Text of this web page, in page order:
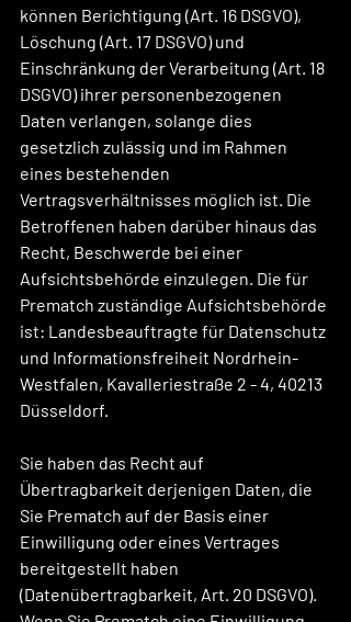
können Berichtigung (Art. 16 DSGVO),
Löschung (Art. 17 DSGVO) und
Einschränkung der Verarbeitung (Art. 18
DSGVO) ihrer personenbezogenen
Daten verlangen, solange dies
gesetzlich zulässig und im Rahmen
eines bestehenden
Vertragsverhältnisses möglich ist. Die
Betroffenen haben darüber hinaus das
Recht, Beschwerde bei einer
Aufsichtsbehörde einzulegen. Die für
Prematch zuständige Aufsichtsbehörde
ist: Landesbeauftragte für Datenschutz
und Informationsfreiheit Nordrhein-
Westfalen, Kavalleriestraße 2 - 4, 40213
Düsseldorf.
Sie haben das Recht auf
Übertragbarkeit derjenigen Daten, die
Sie Prematch auf der Basis einer
Einwilligung oder eines Vertrages
bereitgestellt haben
(Datenübertragbarkeit, Art. 20 DSGVO).